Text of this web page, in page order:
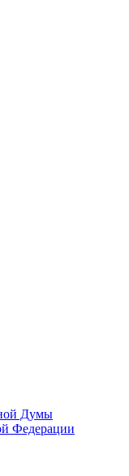
Думы
Федерации